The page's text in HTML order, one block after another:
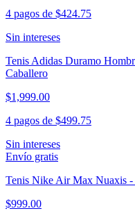
4 pagos de $424.75
Sin intereses
Tenis Adidas Duramo
Caballero
$1,999.00
4 pagos de $499.75
Sin intereses
Envío gratis
Tenis Nike Air Max Nuaxis -
$999.00